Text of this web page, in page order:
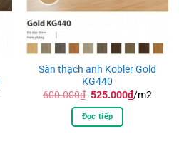
Sàn thạch anh Kobler Gold
KG440
600.000₫ Giá
là:
600.000₫.
525.000₫Giá
hiện
/m2
Đọc tiếp